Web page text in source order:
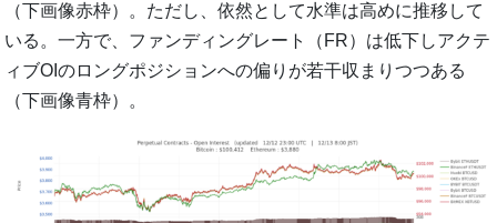
（下画像赤枠）。ただし、依然として水準は高めに推移して
いる。一方で、ファンディングレート（FR）は低下しアクテ
ィブOIのロングポジションへの偏りが若干収まりつつある
（下画像青枠）。